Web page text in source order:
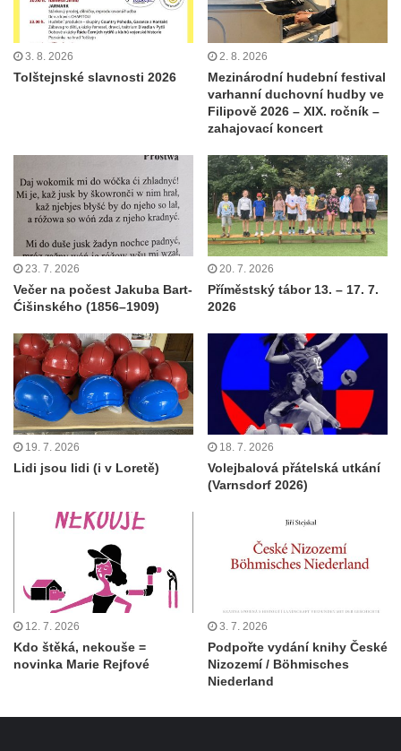
3. 8. 2026
Tolštejnské slavnosti 2026
2. 8. 2026
Mezinárodní hudební festival
varhanní duchovní hudby ve
Filipově 2026 – XIX. ročník –
zahajovací koncert
23. 7. 2026
Večer na počest Jakuba Bart-
Ćišinského (1856–1909)
20. 7. 2026
Příměstský tábor 13. – 17. 7.
2026
19. 7. 2026
Lidi jsou lidi (i v Loretě)
18. 7. 2026
Volejbalová přátelská utkání
(Varnsdorf 2026)
12. 7. 2026
Kdo štěká, nekouše =
novinka Marie Rejfové
3. 7. 2026
Podpořte vydání knihy České
Nizozemí / Böhmisches
Niederland